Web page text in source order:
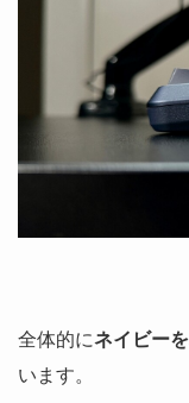
全体的にネイビー
います。